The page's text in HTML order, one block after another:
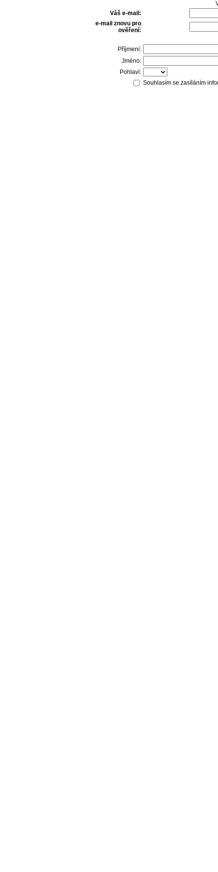
Váš e-mail:
e-mail znovu pro
ověření:
Příjmení:
Jméno:
Pohlaví:
Souhlasím se zasíláním